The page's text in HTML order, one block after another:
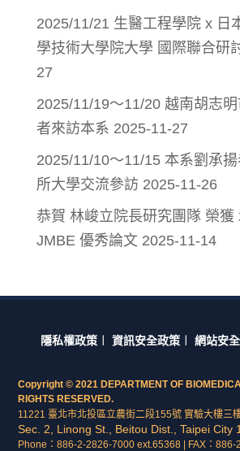
2025/11/21 生醫工程學院 x 日
學技術大學院大學 國際聯合研
27
2025/11/19～11/20 越南胡志
者來訪本系 2025-11-27
2025/11/10～11/15 本系劉承
所大學交流參訪 2025-11-26
恭賀 林峻立院長研究團隊 榮獲
JMBE 優秀論文 2025-11-14
隱私權政策︱ 資訊安全政策︱ 網站安
Copyright © 2021 DEPARTMENT OF
RIGHTS RESERVED.
11221 臺北市北投區立農街二段155號 實驗大樓三
Sec. 2, Linong St., Beitou Dist., Taipei City
Phone：886-2-2826-7000 ext.65368 | FAX：886-